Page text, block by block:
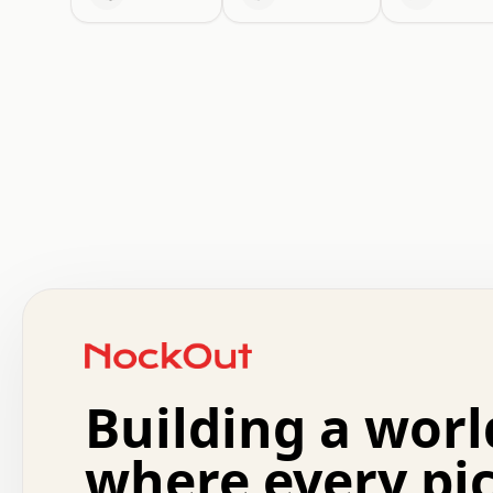
.   +   .   .   o   .   .   .   .   .   .   :   .
.   .   .   o   .   .   .   .   .   .   .   .   x   .
.   .   .   .   +   .   .   .   .   .   .   .   +
.   :   .   .   .   .   .   .   .   .   o   .   .
.   .   .   x   .   .   .   .   .   .   :   .   .   o
Building a